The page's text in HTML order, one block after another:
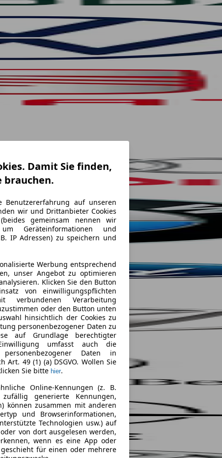
Damit Sie finden,
brauchen.
Benutzererfahrung auf unseren
wir und Drittanbieter Cookies
gemeinsam nennen wir
um Geräteinformationen und
IP Adressen) zu speichern und
Werbung entsprechend
unser Angebot zu optimieren
Klicken Sie den Button
von einwilligungspflichten
Verarbeitung
oder den Button unten
hinsichtlich der Cookies zu
personenbezogener Daten zu
auf Grundlage berechtigter
umfasst auch die
Daten in
Art. 49 (1) (a) DSGVO. Wollen Sie
Sie bitte hier.
Online-Kennungen (z. B.
generierte Kennungen,
können zusammen mit anderen
und Browserinformationen,
Technologien usw.) auf
von dort ausgelesen werden,
wenn es eine App oder
für einen oder mehrere